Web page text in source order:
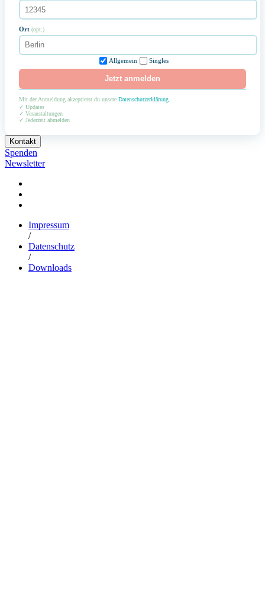
Ort (opt.)
Allgemein Singles
Jetzt anmelden
Mit der Anmeldung akzeptierst du unsere Datenschutzerklärung
✓ Updates
✓ Veranstaltungen
✓ Jederzeit abmelden
Kontakt
Spenden
Newsletter
Impressum
/
Datenschutz
/
Downloads